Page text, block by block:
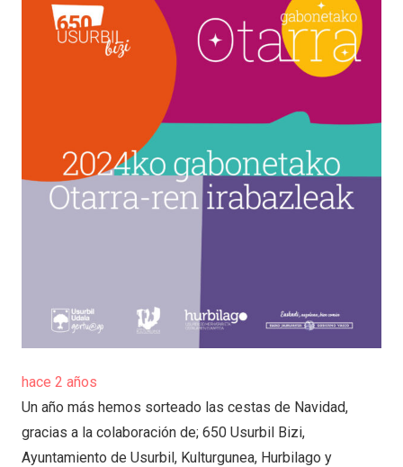
hace 2 años
Un año más hemos sorteado las cestas de Navidad,
gracias a la colaboración de; 650 Usurbil Bizi,
Ayuntamiento de Usurbil, Kulturgunea, Hurbilago y